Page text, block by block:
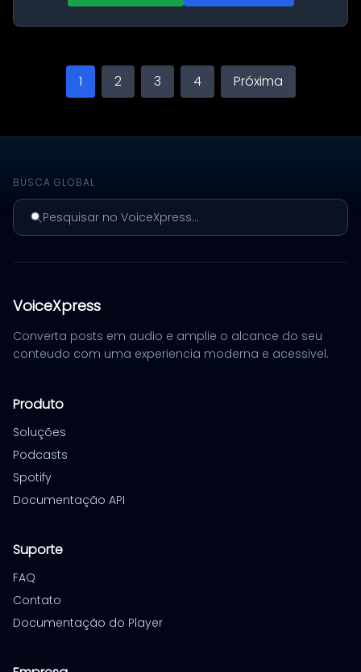
1 2 3 4 Próxima
BUSCA GLOBAL
Pesquisar no VoiceXpress...
VoiceXpress
Converta posts em audio e amplie o alcance do seu
conteudo com uma experiencia moderna e acessivel.
Produto
Soluções
Podcasts
Spotify
Documentação API
Suporte
FAQ
Contato
Documentação do Player